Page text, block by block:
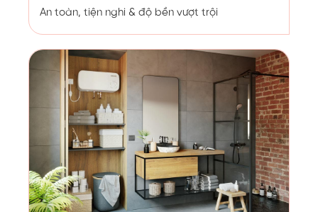
An toàn, tiện nghi & độ bền vượt trội